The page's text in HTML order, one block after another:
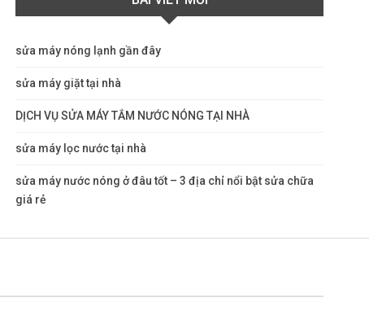
sửa máy nóng lạnh gần đây
sửa máy giặt tại nhà
DỊCH VỤ SỬA MÁY TẮM NƯỚC NÓNG TẠI NHÀ
sửa máy lọc nước tại nhà
sửa máy nước nóng ở đâu tốt – 3 địa chỉ nổi bật sửa chữa
giá rẻ